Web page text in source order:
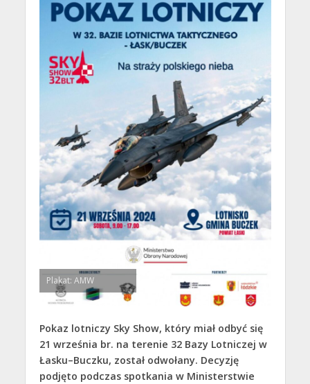
Plakat: AMW
Pokaz lotniczy Sky Show, który miał odbyć się
21 września br. na terenie 32 Bazy Lotniczej w
Łasku–Buczku, został odwołany. Decyzję
podjęto podczas spotkania w Ministerstwie